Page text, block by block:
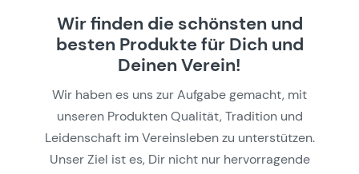
Wir finden die schönsten und
besten Produkte für Dich und
Deinen Verein!
Wir haben es uns zur Aufgabe gemacht, mit
unseren Produkten Qualität, Tradition und
Leidenschaft im Vereinsleben zu unterstützen.
Unser Ziel ist es, Dir nicht nur hervorragende